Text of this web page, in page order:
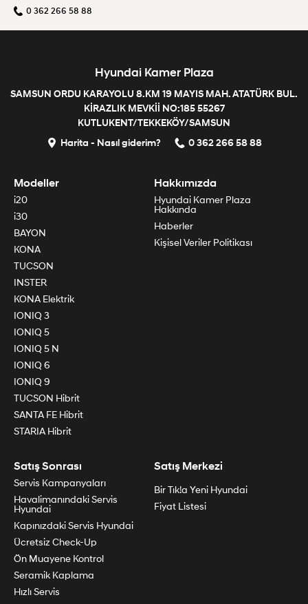
0 362 266 58 88
Hyundai Kamer Plaza
SAMSUN ORDU KARAYOLU 8.KM 19 MAYIS MAH. ATATÜRK BUL.
KİRAZLIK MEVKİİ NO:185 55267
KUTLUKENT/TEKKEKÖY/SAMSUN
Harita - Nasıl giderim?
0 362 266 58 88
Modeller
i20
i30
BAYON
KONA
TUCSON
INSTER
KONA Elektrik
IONIQ 3
IONIQ 5
IONIQ 5 N
IONIQ 6
IONIQ 9
TUCSON Hibrit
SANTA FE Hibrit
STARIA Hibrit
Satış Sonrası
Servis Kampanyaları
Havalimanındaki Servis
Hyundai
Kapınızdaki Servis Hyundai
Ücretsiz Check-Up
Ön Muayene Kontrol
Seramik Kaplama
Hızlı Servis
Satış Merkezi
Bir Tık!a Yeni Hyundai
Fiyat Listesi
Hakkımızda
Hyundai Kamer Plaza
Hakkında
Haberler
Kişisel Veriler Politikası